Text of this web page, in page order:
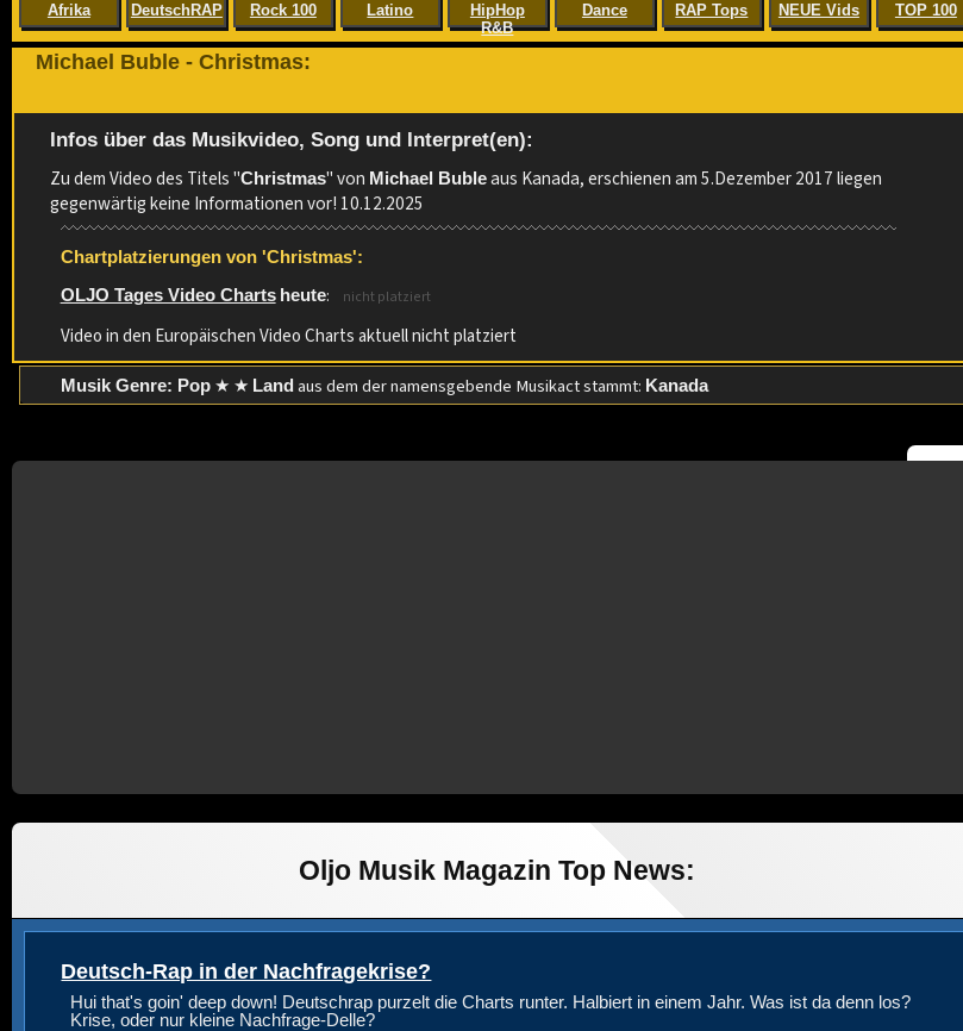
Afrika DeutschRAP Rock 100 Latino
HipHop
R&B
Dance RAP Tops NEUE Vids TOP 100
Michael Buble - Christmas:
Infos über das Musikvideo, Song und Interpret(en):
Zu dem Video des Titels "Christmas" von Michael Bubleaus Kanada, erschienen am 5.Dezember 2017 liegen
gegenwärtig keine Informationen vor! 10.12.2025
Chartplatzierungen von 'Christmas':
OLJO Tages Video Charts heute: nicht platziert
Video in den Europäischen Video Charts aktuell nicht platziert
Musik Genre: Pop★ ★ Landaus dem der namensgebende Musikact stammt: Kanada
Oljo Musik Magazin Top News:
Deutsch-Rap in der Nachfragekrise?
Hui that's goin' deep down! Deutschrap purzelt die Charts runter. Halbiert in einem Jahr. Was ist da denn los?
Krise, oder nur kleine Nachfrage-Delle?